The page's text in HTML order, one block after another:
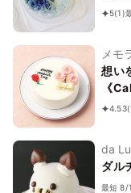
5(1)
メモ
想い
《
4.53
da
ダル
最短 8/